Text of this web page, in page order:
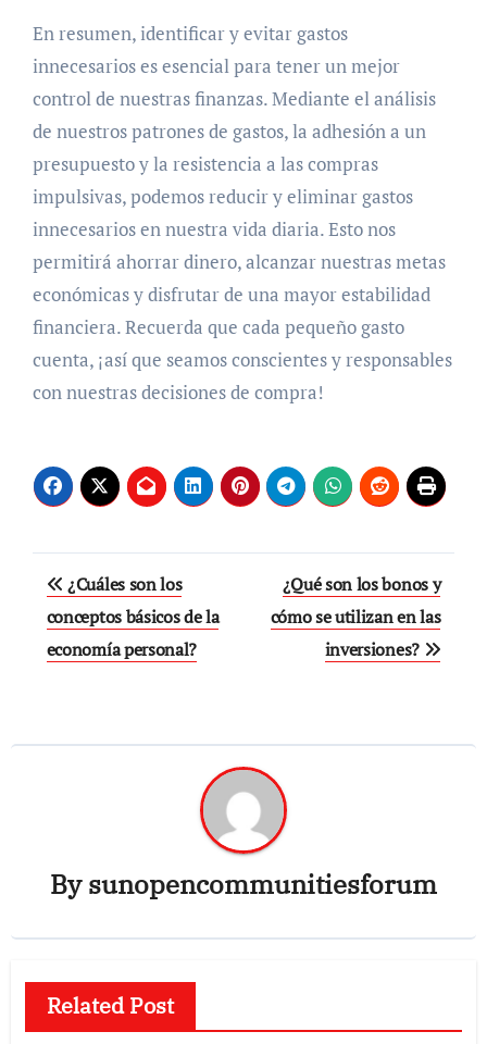
En resumen, identificar y evitar gastos
innecesarios es esencial para tener un mejor
control de nuestras finanzas. Mediante el análisis
de nuestros patrones de gastos, la adhesión a un
presupuesto y la resistencia a las compras
impulsivas, podemos reducir y eliminar gastos
innecesarios en nuestra vida diaria. Esto nos
permitirá ahorrar dinero, alcanzar nuestras metas
económicas y disfrutar de una mayor estabilidad
financiera. Recuerda que cada pequeño gasto
cuenta, ¡así que seamos conscientes y responsables
con nuestras decisiones de compra!
Navegación
de
entradas
¿Cuáles son los
conceptos básicos de la
economía personal?
¿Qué son los bonos y
cómo se utilizan en las
inversiones?
Bysunopencommunitiesforum
Related Post